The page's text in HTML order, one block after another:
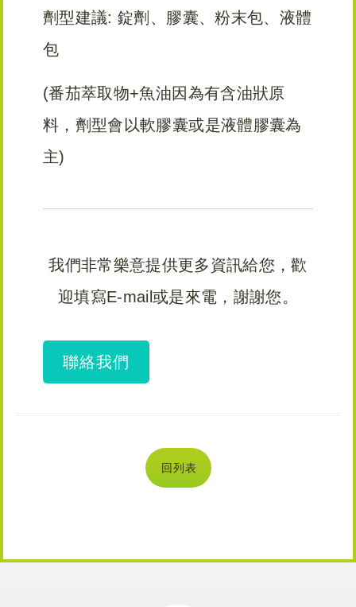
劑型建議: 錠劑、膠囊、粉末包、液體
包
(番茄萃取物+魚油因為有含油狀原
料，劑型會以軟膠囊或是液體膠囊為
主)
我們非常樂意提供更多資訊給您，歡
迎填寫E-mail或是來電，謝謝您。
聯絡我們
回列表